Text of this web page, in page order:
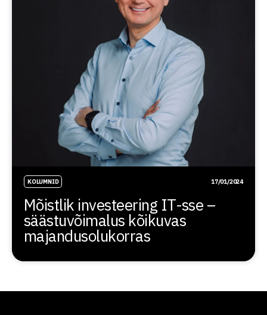
KOLUMNID 17/01/2024
Mõistlik investeering IT-sse –
säästuvõimalus kõikuvas
majandusolukorras